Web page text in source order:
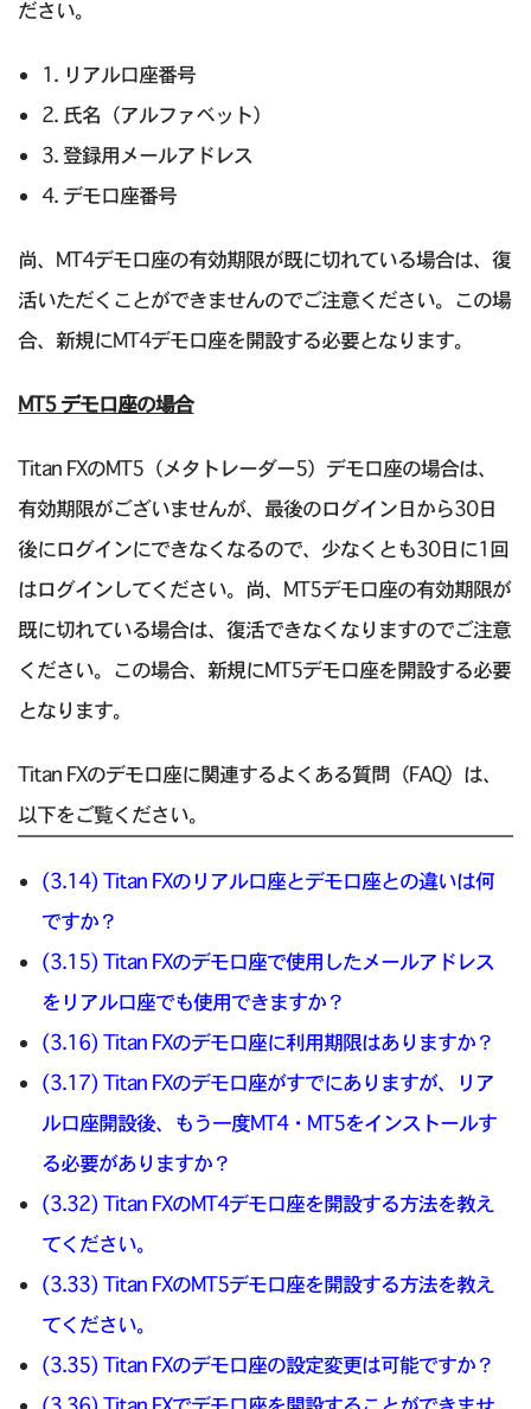
ださい。
1. リアル口座番号
2. 氏名（アルファベット）
3. 登録用メールアドレス
4. デモ口座番号
尚、MT4デモ口座の有効期限が既に切れている場合は、復
活いただくことができませんのでご注意ください。この場
合、新規にMT4デモ口座を開設する必要となります。
MT5 デモ口座の場合
Titan FXのMT5（メタトレーダー5）デモ口座の場合は、
有効期限がございませんが、最後のログイン日から30日
後にログインにできなくなるので、少なくとも30日に1回
はログインしてください。尚、MT5デモ口座の有効期限が
既に切れている場合は、復活できなくなりますのでご注意
ください。この場合、新規にMT5デモ口座を開設する必要
となります。
Titan FXのデモ口座に関連するよくある質問（FAQ）は、
以下をご覧ください。
(3.14) Titan FXのリアル口座とデモ口座との違いは何
ですか？
(3.15) Titan FXのデモ口座で使用したメールアドレス
をリアル口座でも使用できますか？
(3.16) Titan FXのデモ口座に利用期限はありますか？
(3.17) Titan FXのデモ口座がすでにありますが、リア
ル口座開設後、もう一度MT4・MT5をインストールす
る必要がありますか？
(3.32) Titan FXのMT4デモ口座を開設する方法を教え
てください。
(3.33) Titan FXのMT5デモ口座を開設する方法を教え
てください。
(3.35) Titan FXのデモ口座の設定変更は可能ですか？